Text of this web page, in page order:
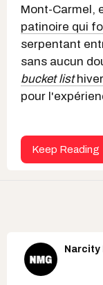
Mont-Carmel,
patinoire qui
serpentant
sans aucun
bucket list
pour
Keep Reading
Narcity